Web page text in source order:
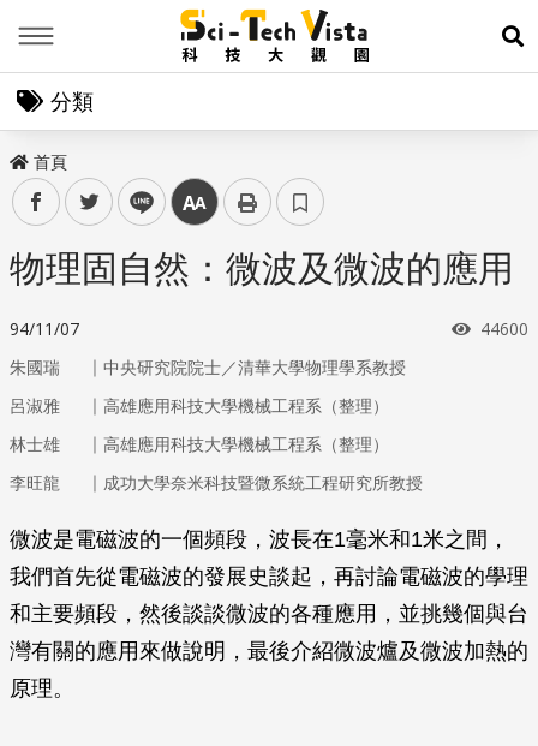
展
分類
首頁
facebooktwitter line 中
物理固自然：微波及微波的應用
94/11/07 瀏覽次
44600
朱國瑞 ｜ 中央研究院院士／清華大學物理學系教授
呂淑雅
｜ 高雄應用科技大學機械工程系（整理）
林士雄
｜ 高雄應用科技大學機械工程系（整理）
李旺龍
｜ 成功大學奈米科技暨微系統工程研究所教授
微波是電磁波的一個頻段，波長在1毫米和1米之間，
我們首先從電磁波的發展史談起，再討論電磁波的學理
和主要頻段，然後談談微波的各種應用，並挑幾個與台
灣有關的應用來做說明，最後介紹微波爐及微波加熱的
原理。